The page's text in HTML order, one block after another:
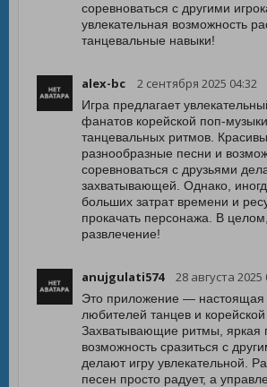
соревноваться с другими
увлекательная возможность
танцевальные навыки!
alex-bc 2 сентября 2025 04:32
Игра предлагает
фанатов корейской поп-
танцевальных ритмов.
разнообразные песни и
соревноваться с друзьями
захватывающей. Однако,
больших затрат времени и
прокачать персонажа. В
развлечение!
anujgulati574 28 августа 2025
Это приложение — настоящая
любителей танцев и
Захватывающие ритмы, яркая
возможность сразиться с
делают игру увлекательной.
песен просто радует, а